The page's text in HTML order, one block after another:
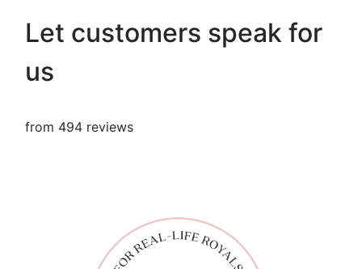
Let customers speak for
us
from 494 reviews